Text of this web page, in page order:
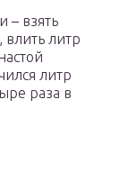
– взять
литр
литр
раза в